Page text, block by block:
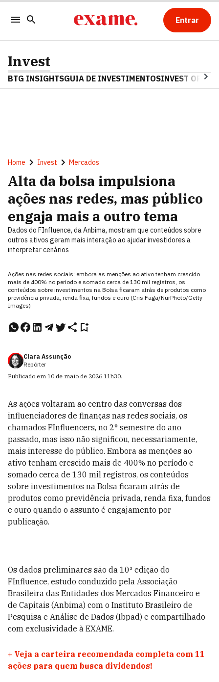
Entrar
Invest
BTG INSIGHTSGUIA DE INVESTIMENTOSINVEST OPINA
Home Invest Mercados
Alta da bolsa impulsiona
ações nas redes, mas público
engaja mais a outro tema
Dados do FInfluence, da Anbima, mostram que conteúdos sobre
outros ativos geram mais interação ao ajudar investidores a
interpretar cenários
Ações nas redes sociais: embora as menções ao ativo tenham crescido
mais de 400% no período e somado cerca de 130 mil registros, os
conteúdos sobre investimentos na Bolsa ficaram atrás de produtos como
previdência privada, renda fixa, fundos e ouro (Cris Faga/NurPhoto/Getty
Images)
Clara Assunção
Repórter
Publicado em 10 de maio de 2026 11h30.
As ações voltaram ao centro das conversas dos
influenciadores de finanças nas redes sociais, os
chamados FInfluencers, no 2° semestre do ano
passado, mas isso não significou, necessariamente,
mais interesse do público. Embora as menções ao
ativo tenham crescido mais de 400% no período e
somado cerca de 130 mil registros, os conteúdos
sobre investimentos na Bolsa ficaram atrás de
produtos como previdência privada, renda fixa, fundos
e ouro quando o assunto é engajamento por
publicação.
Os dados preliminares são da 10ª edição do
FInfluence, estudo conduzido pela Associação
Brasileira das Entidades dos Mercados Financeiro e
de Capitais (Anbima) com o Instituto Brasileiro de
Pesquisa e Análise de Dados (Ibpad) e compartilhado
com exclusividade à EXAME.
+ Veja a carteira recomendada completa com 11
ações para quem busca dividendos!